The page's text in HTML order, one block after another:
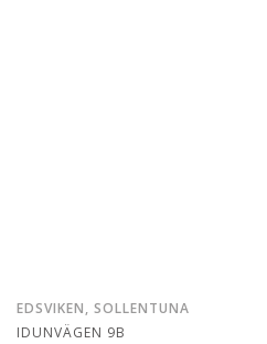
EDSVIKEN, SOLLENTUNA
IDUNVÄGEN 9B